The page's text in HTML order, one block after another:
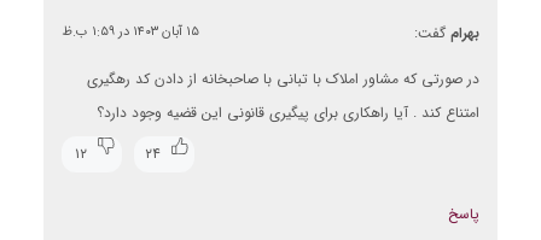
بهرام گفت: ۱۵ آبان ۱۴۰۳ در ۱:۵۹ ب.ظ
در صورتی که مشاور املاک با تبانی با صاحبخانه از دادن کد رهگیری
امتناع کند . آیا راهکاری برای پیگیری قانونی این قضیه وجود دارد؟
۲۴
۱۲
پاسخ